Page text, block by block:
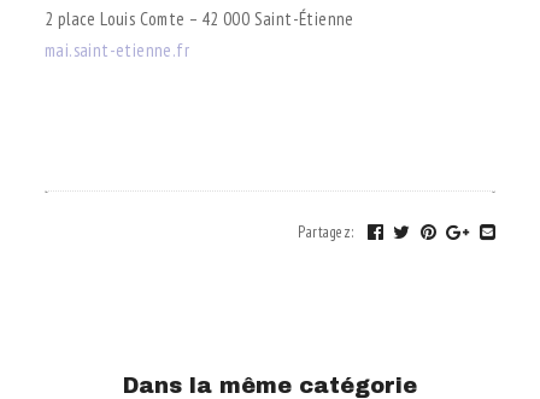
2 place Louis Comte – 42 000 Saint-Étienne
mai.saint-etienne.fr
Partagez:
Dans la même catégorie